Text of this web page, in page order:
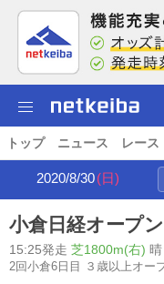
トップ ニュース レース
2020/8/30(日)
小倉日経オープン
15:25発走 芝1800m(右) 晴
2回小倉6日目 ３歳以上オー